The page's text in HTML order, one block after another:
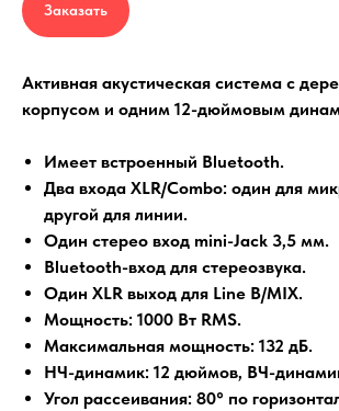
Заказать
Активная акустическая система с
корпусом и одним 12-дюймовым
Имеет встроенный Bluetooth.
Два входа XLR/Combo: один для
другой для линии.
Один стерео вход mini-Jack 3,5 мм.
Bluetooth-вход для стереозвука.
Один XLR выход для Line B/MIX.
Мощность: 1000 Вт RMS.
Максимальная мощность: 132 дБ.
НЧ-динамик: 12 дюймов, ВЧ-
Угол рассеивания: 80° по